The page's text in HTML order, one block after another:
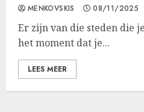
MENKOVSKIS 08/11/2025
Er zijn van die steden die
het moment dat je...
LEES MEER